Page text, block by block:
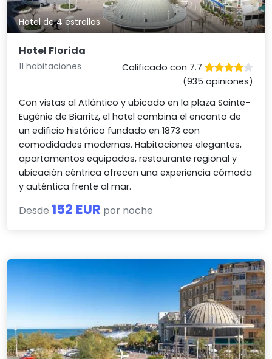
Hotel de 4 estrellas
Hotel Florida
11 habitaciones
Calificado con 7.7
(935 opiniones)
Con vistas al Atlántico y ubicado en la plaza Sainte-
Eugénie de Biarritz, el hotel combina el encanto de
un edificio histórico fundado en 1873 con
comodidades modernas. Habitaciones elegantes,
apartamentos equipados, restaurante regional y
ubicación céntrica ofrecen una experiencia cómoda
y auténtica frente al mar.
Desde 152 EUR por noche